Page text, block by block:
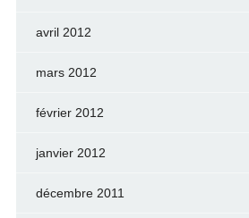
avril 2012
mars 2012
février 2012
janvier 2012
décembre 2011